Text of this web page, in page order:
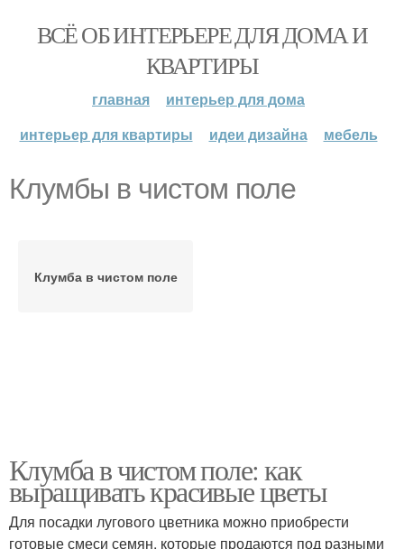
ВСЁ ОБ ИНТЕРЬЕРЕ ДЛЯ ДОМА И
КВАРТИРЫ
главная
интерьер для дома
интерьер для квартиры
идеи дизайна мебель
Клумбы в чистом поле
Клумба в чистом поле
Клумба в чистом поле: как
выращивать красивые цветы
Для посадки лугового цветника можно приобрести
готовые смеси семян, которые продаются под разными